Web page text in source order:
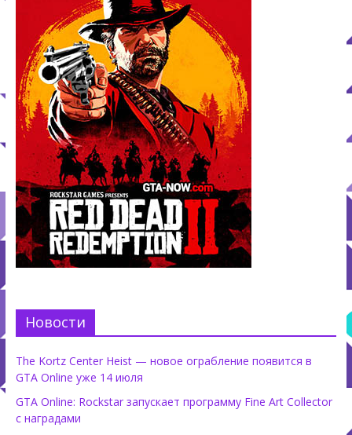
Новости
The Kortz Center Heist — новое ограбление появится в
GTA Online уже 14 июля
GTA Online: Rockstar запускает программу Fine Art Collector
с наградами